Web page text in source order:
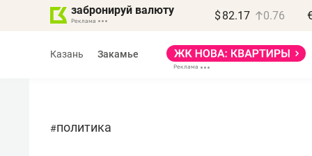
забронируй валюту $ 82.17 0.76
Казань Закамье
#политика